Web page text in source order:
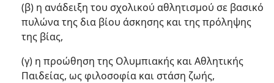
(β) η ανάδειξη του σχολικού αθλητισμού σε βασικό
πυλώνα της δια βίου άσκησης και της πρόληψης
της βίας,
(γ) η προώθηση της Ολυμπιακής και Αθλητικής
Παιδείας, ως φιλοσοφία και στάση ζωής,